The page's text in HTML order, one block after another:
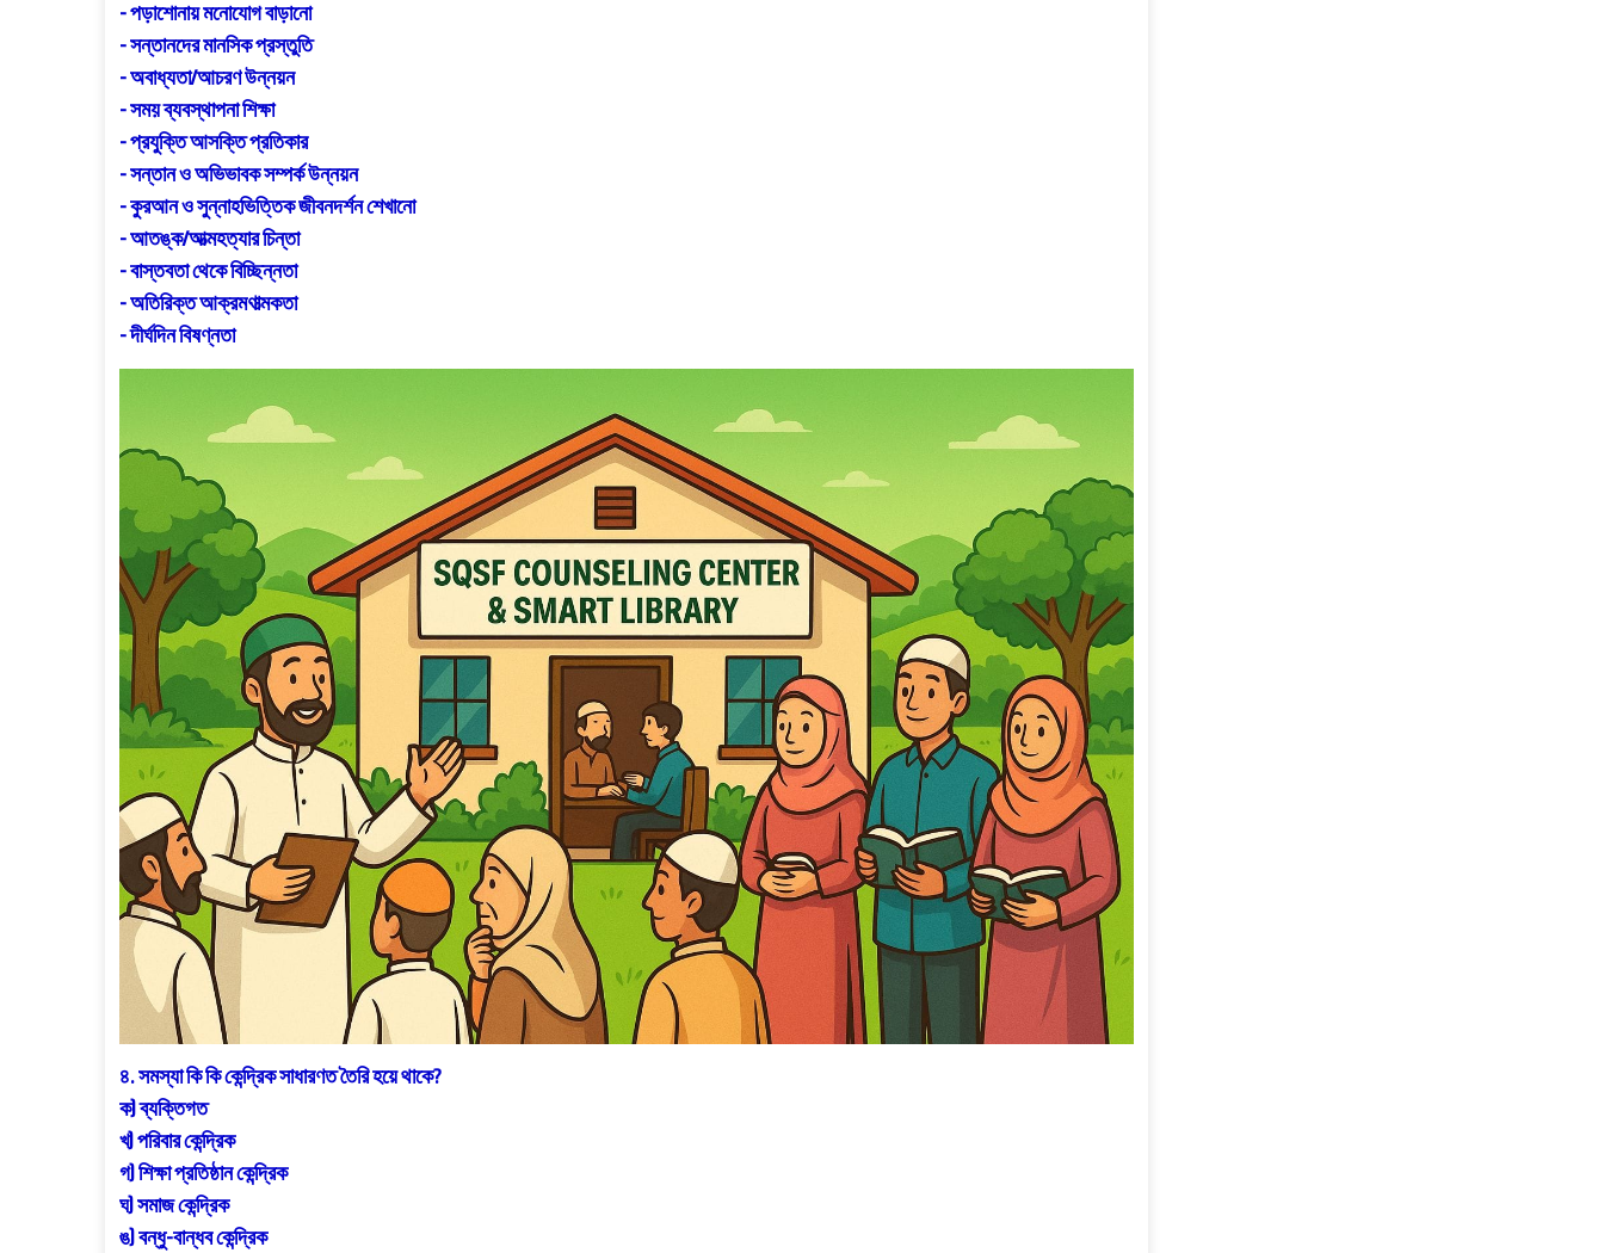
- পড়াশোনায় মনোযোগ বাড়ানো
- সন্তানদের মানসিক প্রস্তুতি
- অবাধ্যতা/আচরণ উন্নয়ন
- সময় ব্যবস্থাপনা শিক্ষা
- প্রযুক্তি আসক্তি প্রতিকার
- সন্তান ও অভিভাবক সম্পর্ক উন্নয়ন
- কুরআন ও সুন্নাহভিত্তিক জীবনদর্শন শেখানো
- আতঙ্ক/আত্মহত্যার চিন্তা
- বাস্তবতা থেকে বিচ্ছিন্নতা
- অতিরিক্ত আক্রমণাত্মকতা
- দীর্ঘদিন বিষণ্নতা
৪. সমস্যা কি কি কেন্দ্রিক সাধারণত তৈরি হয়ে থাকে?
ক) ব্যক্তিগত
খ) পরিবার কেন্দ্রিক
গ) শিক্ষা প্রতিষ্ঠান কেন্দ্রিক
ঘ) সমাজ কেন্দ্রিক
ঙ) বন্ধু-বান্ধব কেন্দ্রিক